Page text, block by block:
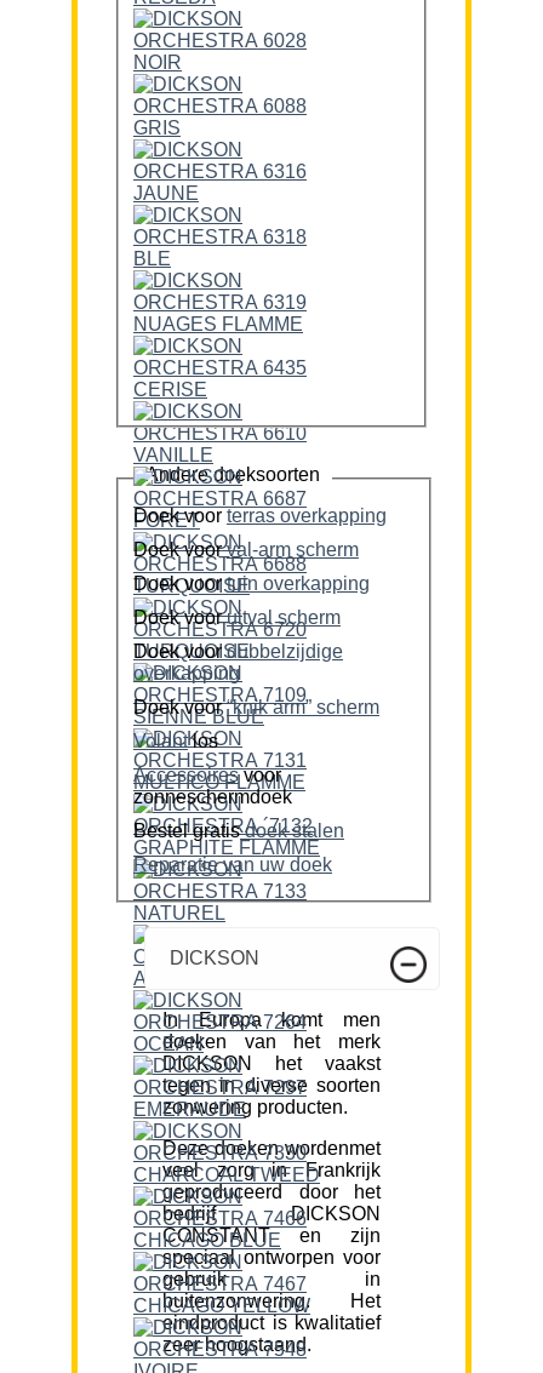
Andere doeksoorten
Doek voor terras overkapping
Doek voor
val-arm scherm
Doek voor
tuin overkapping
Doek voor
uitval scherm
Doek voordubbelzijdige
overkapping
Doek voor
“knik arm” scherm
Volantlos
Accessoiresvoor
zonneschermdoek
Bestel gratis doek stalen
Reparatie van uw doek
DICKSON
In Europa komt men
doeken van het merk
DICKSON het vaakst
tegen in diverse soorten
zonwering producten.
Deze doeken wordenmet
veel zorg in Frankrijk
geproduceerd door het
bedrijf DICKSON
CONSTANT en zijn
speciaal ontworpen voor
gebruik in
buitenzonwering. Het
eindproduct is kwalitatief
zeer hoogstaand.